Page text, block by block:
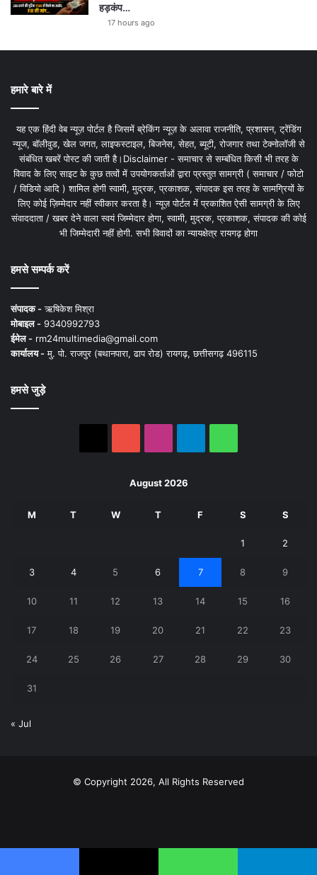
हड़कंप…
17 hours ago
हमारे बारे में
यह एक हिंदी वेब न्यूज़ पोर्टल है जिसमें ब्रेकिंग न्यूज़ के अलावा राजनीति, प्रशासन, ट्रेंडिंग
न्यूज, बॉलीवुड, खेल जगत, लाइफस्टाइल, बिजनेस, सेहत, ब्यूटी, रोजगार तथा टेक्नोलॉजी से
संबंधित खबरें पोस्ट की जाती है।Disclaimer - समाचार से सम्बंधित किसी भी तरह के
विवाद के लिए साइट के कुछ तत्वों में उपयोगकर्ताओं द्वारा प्रस्तुत सामग्री ( समाचार / फोटो
/ विडियो आदि ) शामिल होगी स्वामी, मुद्रक, प्रकाशक, संपादक इस तरह के सामग्रियों के
लिए कोई ज़िम्मेदार नहीं स्वीकार करता है। न्यूज़ पोर्टल में प्रकाशित ऐसी सामग्री के लिए
संवाददाता / खबर देने वाला स्वयं जिम्मेदार होगा, स्वामी, मुद्रक, प्रकाशक, संपादक की कोई
भी जिम्मेदारी नहीं होगी. सभी विवादों का न्यायक्षेत्र रायगढ़ होगा
हमसे सम्पर्क करें
संपादक -ऋषिकेश मिश्रा
मोबाइल - 9340992793
ईमेल - rm24multimedia@gmail.com
कार्यालय -मु. पो. राजपुर (बथानपारा, ढाप रोड) रायगढ़, छत्तीसगढ़ 496115
हमसे जुड़े
August 2026
M T W T F S S
1 2
3 4 5 6 7 8 9
10 11 12 13 14 15 16
17 18 19 20 21 22 23
24 25 26 27 28 29 30
31
« Jul
© Copyright 2026, All Rights Reserved